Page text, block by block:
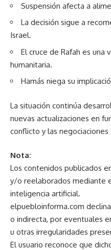
Suspensión afecta a
La decisión sigue a
Israel.
El cruce de Rafah es una
humanitaria.
Hamás niega su
La situación continúa
nuevas actualizaciones en
conflicto y las negociaciones
Nota:
Los contenidos publicados
y/o reelaborados mediante
inteligencia artificial.
elpuebloinforma.com
o indirecta, por eventuales
u otras irregularidades
El usuario reconoce que